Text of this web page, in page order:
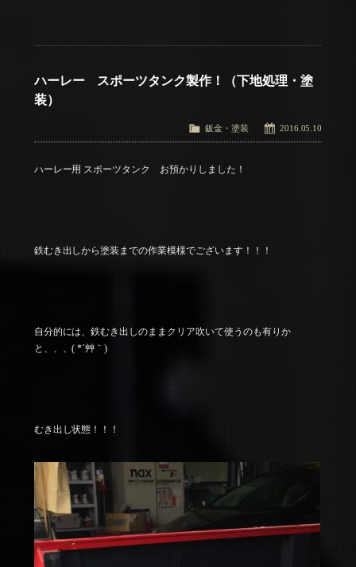
ハーレー スポーツタンク製作！（下地処理・塗
装）
2016.05.10
鈑金・塗装
ハーレー用 スポーツタンク お預かりしました！
鉄むき出しから塗装までの作業模様でございます！！！
自分的には、鉄むき出しのままクリア吹いて使うのも有りか
と、、、( *´艸｀)
むき出し状態！！！